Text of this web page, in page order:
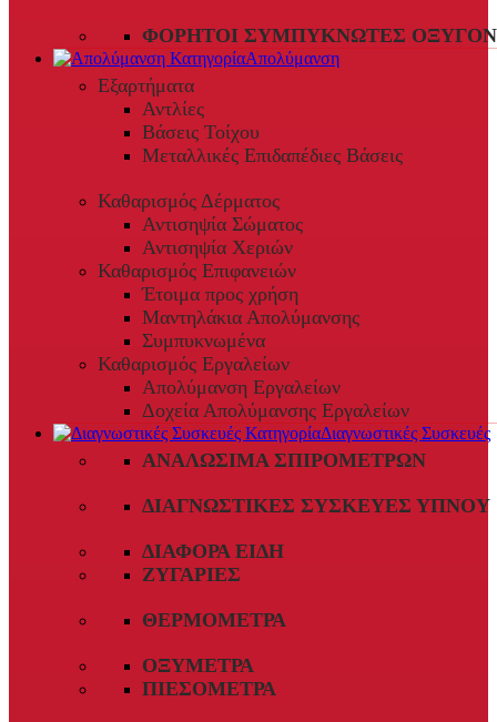
ΦΟΡΗΤΟΊ ΣΥΜΠΥΚΝΩΤΈΣ
Απολύμανση
Εξαρτήματα
Αντλίες
Βάσεις Τοίχου
Μεταλλικές Επιδαπέδιες Βάσεις
Καθαρισμός Δέρματος
Αντισηψία Σώματος
Αντισηψία Χεριών
Καθαρισμός Επιφανειών
Έτοιμα προς χρήση
Μαντηλάκια Απολύμανσης
Συμπυκνωμένα
Καθαρισμός Εργαλείων
Απολύμανση Εργαλείων
Δοχεία Απολύμανσης Εργαλείων
Διαγνωστικές Συσκευές
ΑΝΑΛΏΣΙΜΑ ΣΠΙΡΟΜΈΤΡΩΝ
ΔΙΑΓΝΩΣΤΙΚΈΣ ΣΥΣΚΕΥΈΣ ΎΠΝΟΥ
ΔΙΆΦΟΡΑ ΕΊΔΗ
ΖΥΓΑΡΙΈΣ
ΘΕΡΜΌΜΕΤΡΑ
ΟΞΎΜΕΤΡΑ
ΠΙΕΣΌΜΕΤΡΑ